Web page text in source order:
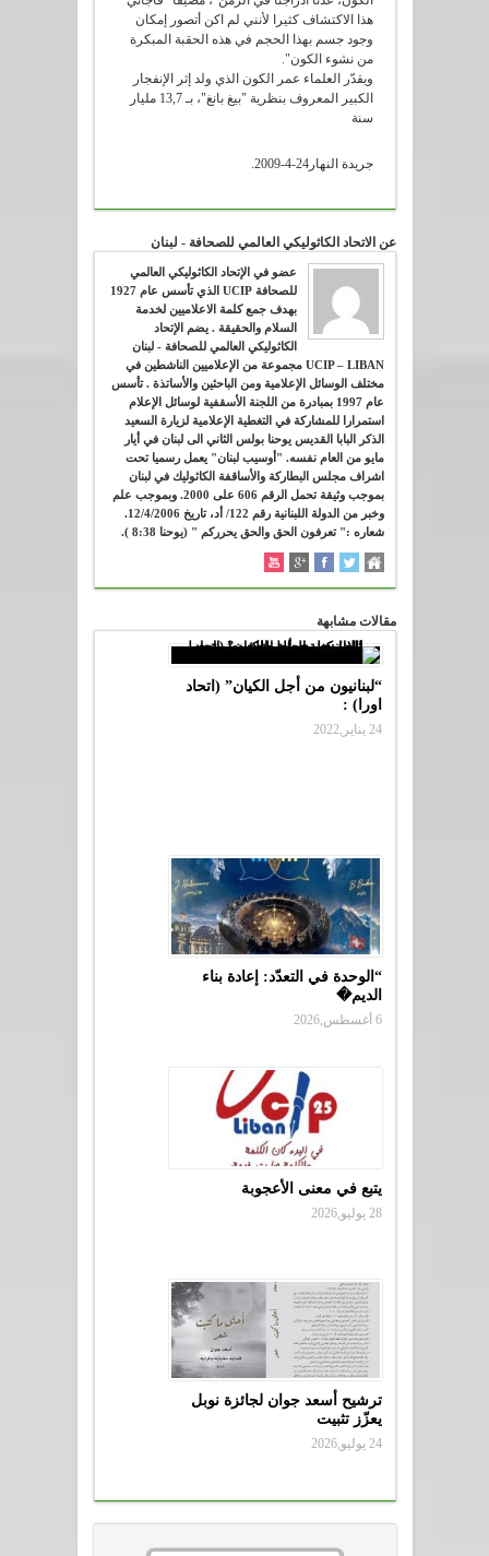
هذا الاكتشاف كثيرا لأنني لم اكن أتصور إمكان
وجود جسم بهذا الحجم في هذه الحقبة المبكرة
من نشوء الكون".
ويقدّر العلماء عمر الكون الذي ولد إثر الإنفجار
الكبير المعروف بنظرية "بيغ بانغ"، بـ 13,7 مليار
سنة
جريدة النهار24-4-2009.
عن الاتحاد الكاثوليكي العالمي للصحافة - لبنان
عضو في الإتحاد الكاثوليكي العالمي
للصحافة UCIP الذي تأسس عام 1927
بهدف جمع كلمة الاعلاميين لخدمة
السلام والحقيقة . يضم الإتحاد
الكاثوليكي العالمي للصحافة - لبنان
UCIP – LIBAN مجموعة من الإعلاميين الناشطين في
مختلف الوسائل الإعلامية ومن الباحثين والأساتذة . تأسس
عام 1997 بمبادرة من اللجنة الأسقفية لوسائل الإعلام
استمرارا للمشاركة في التغطية الإعلامية لزيارة السعيد
الذكر البابا القديس يوحنا بولس الثاني الى لبنان في أيار
مايو من العام نفسه. "أوسيب لبنان" يعمل رسميا تحت
اشراف مجلس البطاركة والأساقفة الكاثوليك في لبنان
بموجب وثيقة تحمل الرقم 606 على 2000. وبموجب علم
وخبر من الدولة اللبنانية رقم 122/ أد، تاريخ 12/4/2006.
شعاره :" تعرفون الحق والحق يحرركم " (يوحنا 8:38 ).
مقالات مشابهة
“لبنانيون من أجل الكيان” (اتحاد
اورا) :
24 يناير,2022
“الوحدة في التعدّد: إعادة بناء
الديم�
6 أغسطس,2026
يتبع في معنى الأعجوبة
28 يوليو,2026
ترشيح أسعد جوان لجائزة نوبل
يعزّز تثبيت
24 يوليو,2026